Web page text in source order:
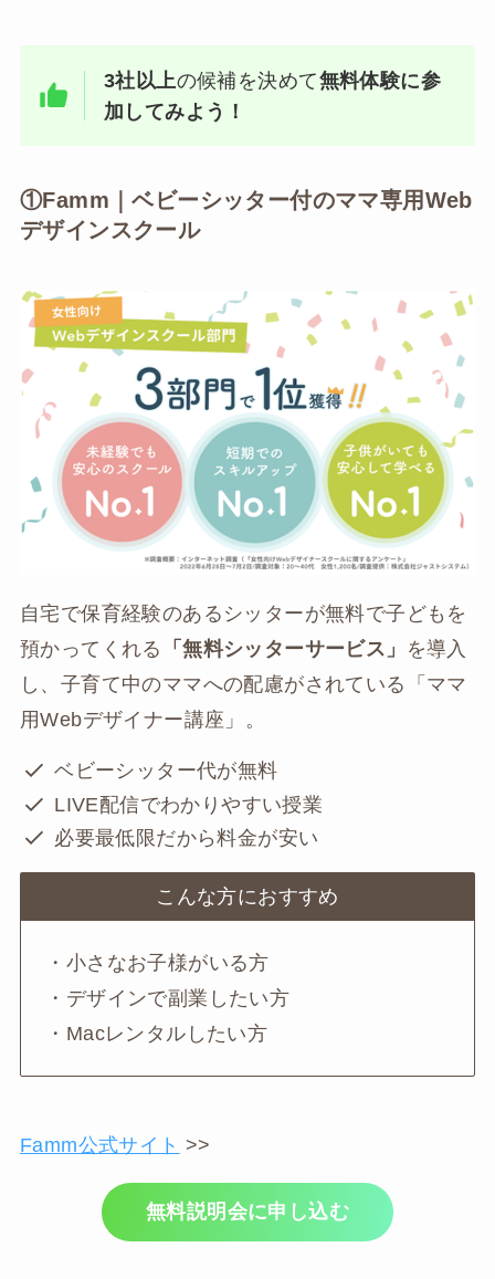
3社以上の候補を決めて無料体験に参
加してみよう！
①Famm｜ベビーシッター付のママ専用Web
デザインスクール
自宅で保育経験のあるシッターが無料で子どもを
預かってくれる
「無料シッターサービス」
を導入
し、子育て中のママへの配慮がされている「ママ
用Webデザイナー講座」。
ベビーシッター代が無料
LIVE配信でわかりやすい授業
必要最低限だから料金が安い
こんな方におすすめ
・小さなお子様がいる方
・デザインで副業したい方
・Macレンタルしたい方
Famm公式サイト >>
無料説明会に申し込む